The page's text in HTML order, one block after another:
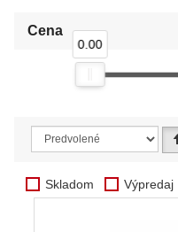
Cena
0.00
Skladom Výpredaj